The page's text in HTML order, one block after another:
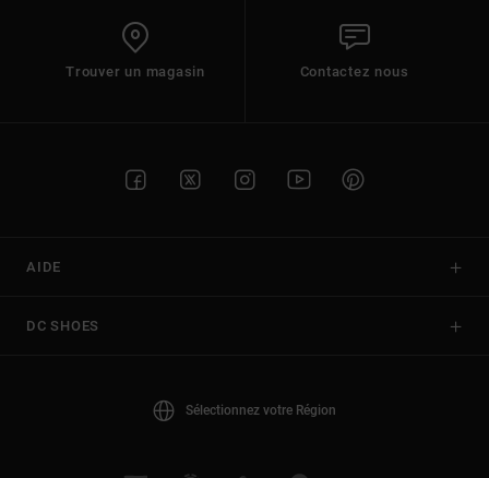
Trouver un magasin Contactez nous
AIDE
DC SHOES
Sélectionnez votre Région